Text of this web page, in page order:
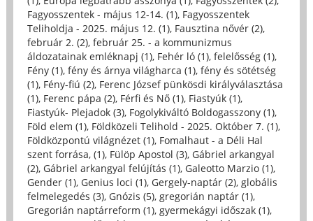
Fagyosszentek - május 12-14. (1), Fagyosszentek
Teliholdja - 2025. május 12. (1), Fausztina nővér (2),
február 2. (2), február 25. - a kommunizmus
áldozatainak emléknapj (1), Fehér ló (1), felelősség (1),
Fény (1), fény és árnya világharca (1), fény és sötétség
(1), Fény-fiú (2), Ferenc József pünkösdi királyválasztása
(1), Ferenc pápa (2), Férfi és Nő (1), Fiastyúk (1),
Fiastyúk- Plejadok (3), Fogolykiváltó Boldogasszony (1),
Föld elem (1), Földközeli Telihold - 2025. Október 7. (1),
Földközpontú világnézet (1), Fomalhaut - a Déli Hal
szent forrása, (1), Fülöp Apostol (3), Gábriel arkangyal
(2), Gábriel arkangyal felújítás (1), Galeotto Marzio (1),
Gender (1), Genius loci (1), Gergely-naptár (2), globális
felmelegedés (3), Gnózis (5), gregorián naptár (1),
Gregorián naptárreform (1), gyermekágyi időszak (1),